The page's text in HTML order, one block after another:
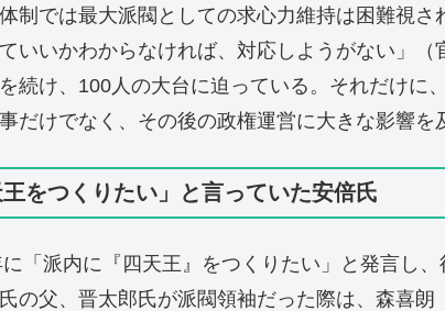
制では最大派閥としての求心力維持は困難視
いいかわからなければ、対応しようがない」
続け、100人の大台に迫っている。それだけに
だけでなく、その後の政権運営に大きな影響を
王をつくりたい」と言っていた安倍氏
「派内に『四天王』をつくりたい」と発言し
の父、晋太郎氏が派閥領袖だった際は、森喜朗